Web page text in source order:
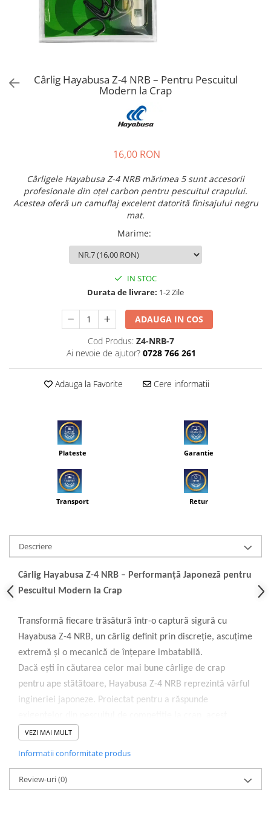
Cârlig Hayabusa Z-4 NRB – Pentru Pescuitul
Modern la Crap
16,00 RON
Cârligele Hayabusa Z-4 NRB mărimea 5 sunt accesorii
profesionale din oțel carbon pentru pescuitul crapului.
Acestea oferă un camuflaj excelent datorită finisajului negru
mat.
Marime:
IN STOC
Durata de livrare: 1-2 Zile
ADAUGA IN COS
Cod Produs: Z4-NRB-7
Ai nevoie de ajutor? 0728 766 261
Adauga la Favorite Cere informatii
Plateste Garantie
Transport Retur
Descriere
Cârlig Hayabusa Z-4 NRB – Performanță Japoneză pentru
Pescuitul Modern la Crap
Transformă fiecare trăsătură într-o captură sigură cu
Hayabusa Z-4 NRB, un cârlig definit prin discreție, ascuțime
extremă și o mecanică de înțepare imbatabilă.
Dacă ești în căutarea celor mai bune cârlige de crap
pentru ape stătătoare, Hayabusa Z-4 NRB reprezintă vârful
ingineriei japoneze. Proiectat pentru a răspunde
model cu ochet oferă echilibrul perfect între un profil
De ce să alegi Hayabusa Z-4 NRB pentru monturile tale?
VEZI MAI MULT
Informatii conformitate produs
Review-uri(0)